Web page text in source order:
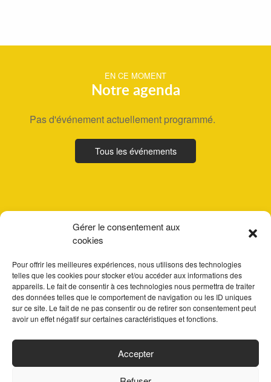
Gérer le consentement aux
cookies
Pour offrir les meilleures expériences, nous utilisons des technologies
telles que les cookies pour stocker et/ou accéder aux informations des
appareils. Le fait de consentir à ces technologies nous permettra de traiter
des données telles que le comportement de navigation ou les ID uniques
sur ce site. Le fait de ne pas consentir ou de retirer son consentement peut
avoir un effet négatif sur certaines caractéristiques et fonctions.
Accepter
EN CE MOMENT
Notre agenda
Pas d'événement actuellement programmé.
Tous les événements